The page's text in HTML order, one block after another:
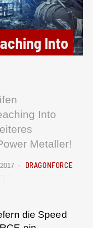
Into
Into
Metaller!
DRAGONFORCE
die Speed